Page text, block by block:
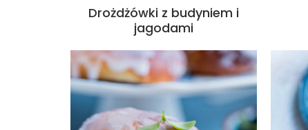
Drożdżówki z budyniem i
jagodami